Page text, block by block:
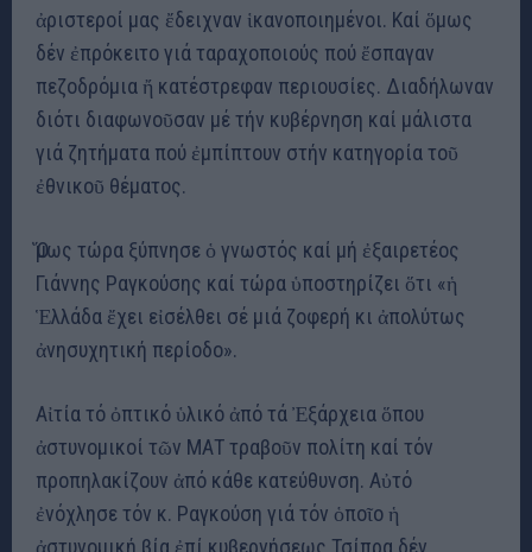
ἀριστεροί μας ἔδειχναν ἱκανοποιημένοι. Καί ὅμως
δέν ἐπρόκειτο γιά ταραχοποιούς πού ἔσπαγαν
πεζοδρόμια ἤ κατέστρεφαν περιουσίες. Διαδήλωναν
διότι διαφωνοῦσαν μέ τήν κυβέρνηση καί μάλιστα
γιά ζητήματα πού ἐμπίπτουν στήν κατηγορία τοῦ
ἐθνικοῦ θέματος.
Ὅμως τώρα ξύπνησε ὁ γνωστός καί μή ἐξαιρετέος
Γιάννης Ραγκούσης καί τώρα ὑποστηρίζει ὅτι «ἡ
Ἑλλάδα ἔχει εἰσέλθει σέ μιά ζοφερή κι ἀπολύτως
ἀνησυχητική περίοδο».
Αἰτία τό ὀπτικό ὑλικό ἀπό τά Ἐξάρχεια ὅπου
ἀστυνομικοί τῶν ΜΑΤ τραβοῦν πολίτη καί τόν
προπηλακίζουν ἀπό κάθε κατεύθυνση. Αὐτό
ἐνόχλησε τόν κ. Ραγκούση γιά τόν ὁποῖο ἡ
ἀστυνομική βία ἐπί κυβερνήσεως Τσίπρα δέν